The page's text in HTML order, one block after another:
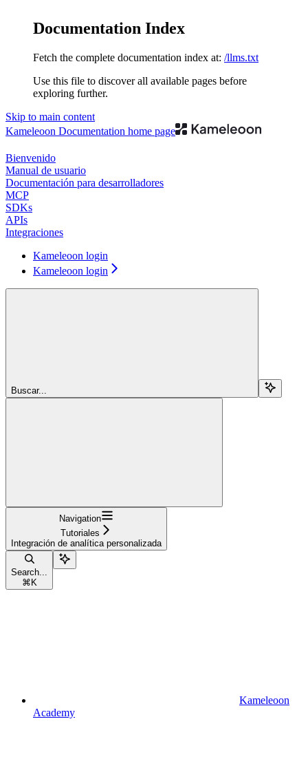
Documentation Index
Fetch the complete documentation index at: /llms.txt
Use this file to discover all available pages before
exploring further.
Skip to main content
Kameleoon Documentation home page
Bienvenido
Manual de usuario
Documentación para desarrolladores
MCP
SDKs
APIs
Integraciones
Kameleoon login
Kameleoon login
Buscar...
Navigation
Tutoriales
Integración de analítica personalizada
Search...
⌘ K
Kameleoon
Academy